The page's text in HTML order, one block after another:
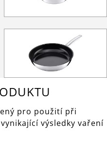
pro použití při
výsledky vaření